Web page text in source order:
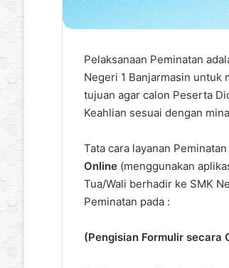
Pelaksanaan Peminatan
Negeri 1 Banjarmasin untuk
tujuan agar calon Peserta
Keahlian sesuai dengan
Tata cara layanan
Online(menggunakan
Tua/Wali berhadir ke SMK
Peminatan pada :
(Pengisian Formulir secara